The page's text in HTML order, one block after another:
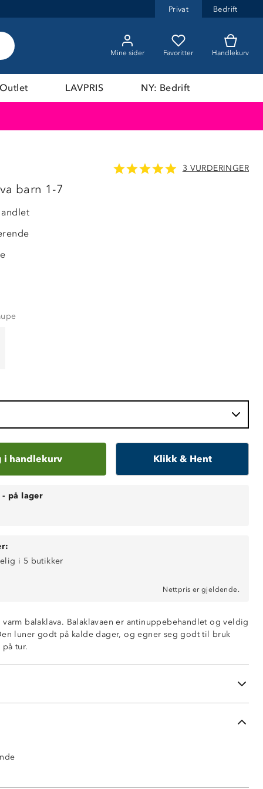
Privat Bedrift
Mine sider Favoritter Handlekurv
LAVPRIS NY: Bedrift
3 VURDERINGER
barn 1-7
i handlekurv Klikk & Hent
- på lager
i 5 butikker
Nettpris er gjeldende.
balaklava. Balaklavaen er antinuppebehandlet og veldig
luner godt på kalde dager, og egner seg godt til bruk
tur.